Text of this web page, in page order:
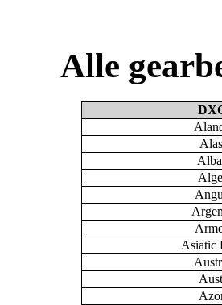
Alle
Asiatic